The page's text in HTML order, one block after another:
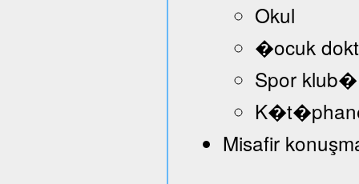
Okul
�ocuk
Spor klub�
Misafir